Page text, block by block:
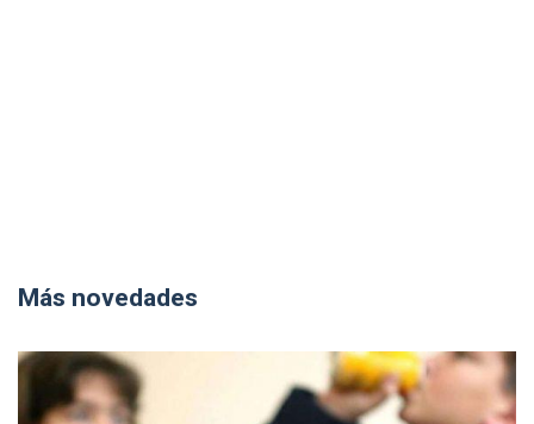
Más novedades